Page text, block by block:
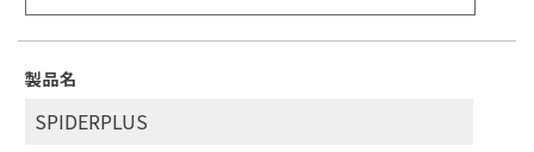
製品名